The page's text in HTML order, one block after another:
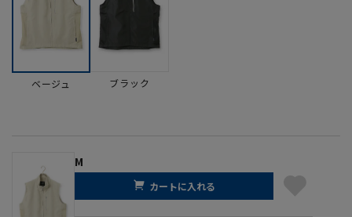
ベージュ ブラック
M
カートに入れる